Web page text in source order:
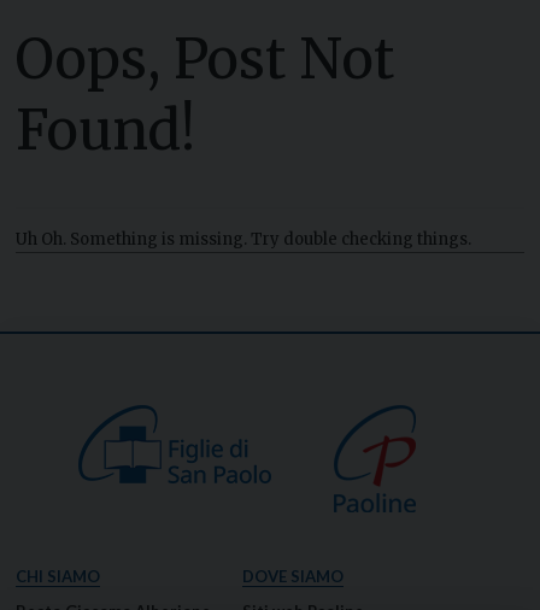
Media
Oops, Post Not
Found!
Uh Oh. Something is missing. Try double checking things.
CHI SIAMO
DOVE SIAMO